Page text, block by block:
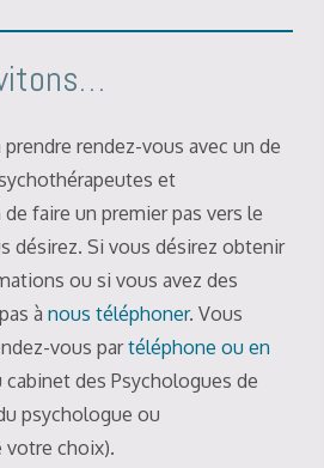
rendez-vous avec un de
et
faire un premier pas vers le
désirez. Si vous désirez obtenir
ou si vous avez des
à nous téléphoner. Vous
vous partéléphone ou en
cabinet des Psychologues de
psychologue ou
votre choix).